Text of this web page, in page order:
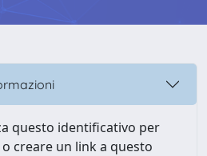
questo identificativo per
creare un link a questo